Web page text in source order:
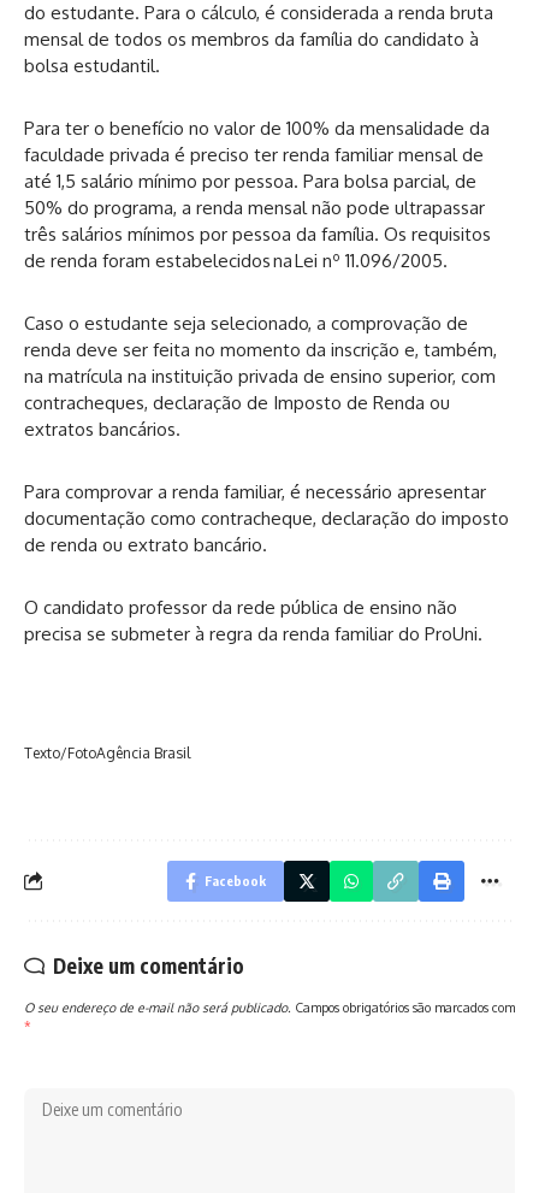
do estudante. Para o cálculo, é considerada a renda bruta
mensal de todos os membros da família do candidato à
bolsa estudantil.
Para ter o benefício no valor de 100% da mensalidade da
faculdade privada é preciso ter renda familiar mensal de
até 1,5 salário mínimo por pessoa. Para bolsa parcial, de
50% do programa, a renda mensal não pode ultrapassar
três salários mínimos por pessoa da família. Os requisitos
de renda foram estabelecidos naLei nº 11.096/2005.
Caso o estudante seja selecionado, a comprovação de
renda deve ser feita no momento da inscrição e, também,
na matrícula na instituição privada de ensino superior, com
contracheques, declaração de Imposto de Renda ou
extratos bancários.
Para comprovar a renda familiar, é necessário apresentar
documentação como contracheque, declaração do imposto
de renda ou extrato bancário.
O candidato professor da rede pública de ensino não
precisa se submeter à regra da renda familiar do ProUni.
Texto/FotoAgência Brasil
Facebook
Deixe um comentário
O seu endereço de e-mail não será publicado. Campos obrigatórios são marcados com
*